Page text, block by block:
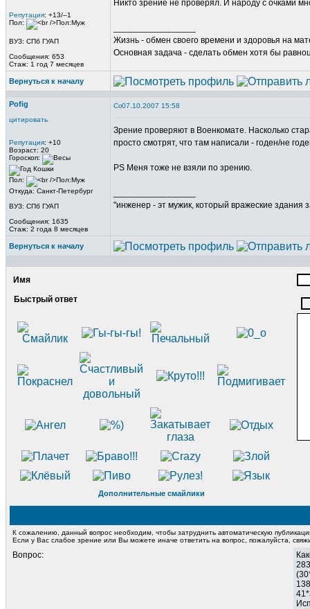
Репутация: +13/–1
Пол:
ВУЗ: СПб ГУАП
Сообщения: 653
Стаж: 1 год 7 месяцев
Никто зрение не проверял. И народу с очками
Жизнь - обмен своего времени и здоровья на
Основная задача - сделать обмен хотя бы
Вернуться к началу
Pofig
цитировать
Репутация: +10
Возраст: 20
Гороскоп:
Пол:
Откуда: Санкт-Петербург
ВУЗ: СПб ГУАП
Сообщения: 1635
Стаж: 2 года 8 месяцев
07.10.2007 15:58
Зрение проверяют в Военкомате. Насколько
просто смотрят, что там написали - годен/не
PS Меня тоже не взяли по зрению.
"инженер - эт мужик, который вражеские здания
Вернуться к началу
Имя
Быстрый ответ
Дополнительные смайлики
К сожалению, данный вопрос необходим, чтобы затруднить автоматическую
Если у Вас слабое зрение или Вы можете иначе ответить на вопрос, пожалуйста,
Вопрос: